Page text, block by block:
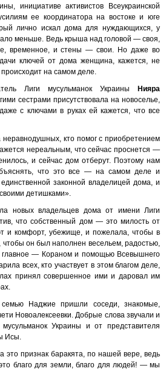
инициативе активистов Всеукраинской
ее координатора на востоке и юге
лично искал дома для нуждающихся, у
меньше. Ведь крыша над головой — своя,
временное, и стены — свои. Но даже во
ключей от дома женщина, кажется, не
происходит на самом деле.
Лиги мусульманок Украины
Нияра
сестрами присутствовала на новоселье,
с ключами в руках ей кажется, что все
кто помог с приобретением
нереальным, что сейчас проснется —
и сейчас дом отберут. Поэтому нам
что это все — на самом деле и
законной владелицей дома, и
детишками».
новых владельцев дома от имени Лиги
что собственный дом — это милость от
и комфорт, убежище, и пожелала, чтобы в
он был наполнен весельем, радостью,
главное — Кораном и помощью Всевышнего
всех, кто участвует в этом благом деле,
принял совершенное ими и даровал им
семью Наджие пришли соседи, знакомые,
Новоалексеевки. Добрые слова звучали и
Украины и от представителя
Исы.
признак баракята, по нашей вере, ведь
благо для земли, благо для людей! — мы